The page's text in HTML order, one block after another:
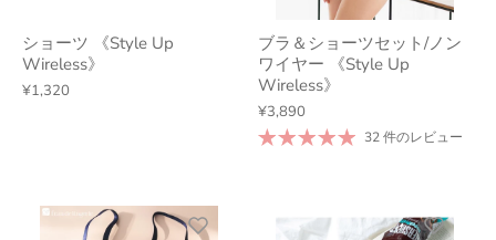
ショーツ 《Style Up
Wireless》
¥1,320
ブラ＆ショーツセット/ノン
ワイヤー 《Style Up
Wireless》
¥3,890
32 件のレビュー